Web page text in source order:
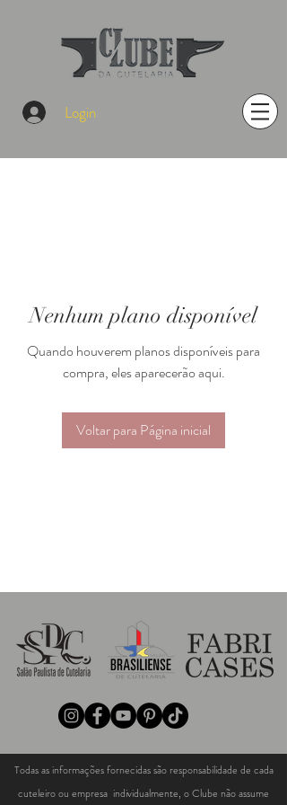
Login
Nenhum plano disponível
Quando houverem planos disponíveis para
compra, eles aparecerão aqui.
Voltar para Página inicial
Todas as informações fornecidas são responsabilidade de cada
cuteleiro ou empresa individualmente, o Clube não assume